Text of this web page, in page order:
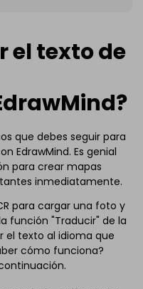
el texto de
que debes seguir para
EdrawMind. Es genial
para crear mapas
inmediatamente.
para cargar una foto y
función "Traducir" de la
el texto al idioma que
cómo funciona?